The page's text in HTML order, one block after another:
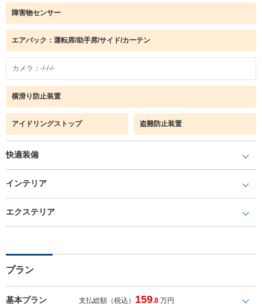
障害物センサー
エアバック：運転席/助手席/サイド/カーテン
カメラ：-/-/-/-
横滑り防止装置
アイドリングストップ 盗難防止装置
快適装備
インテリア
エクステリア
プラン
基本プラン 支払総額（税込） 159.8 万円